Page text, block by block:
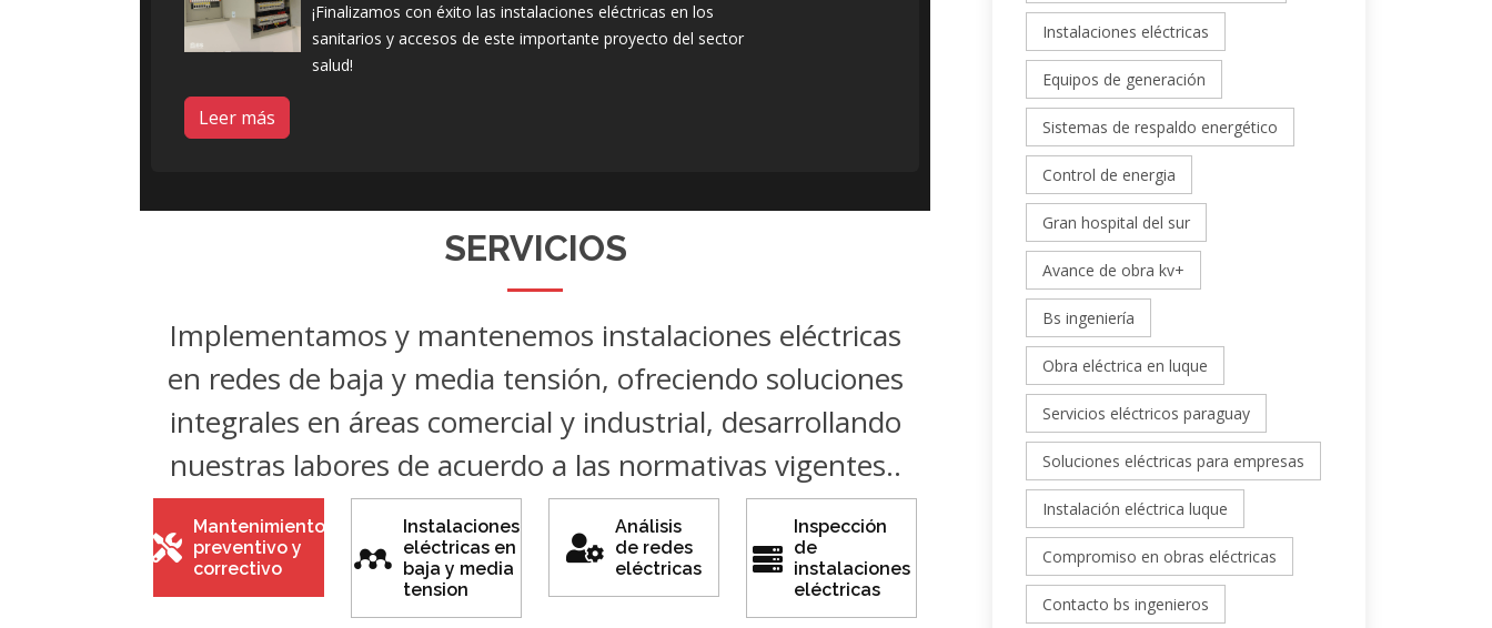
¡Finalizamos con éxito las instalaciones eléctricas en los
sanitarios y accesos de este importante proyecto del sector
salud!
Leer más
SERVICIOS
Implementamos y mantenemos instalaciones eléctricas
en redes de baja y media tensión, ofreciendo soluciones
integrales en áreas comercial y industrial, desarrollando
nuestras labores de acuerdo a las normativas vigentes..
Mantenimiento
preventivo y
correctivo
Instalaciones
eléctricas en
baja y media
tension
Análisis
de redes
eléctricas
Inspección
de
instalaciones
eléctricas
Instalaciones eléctricas
Equipos de generación
Sistemas de respaldo energético
Control de energia
Gran hospital del sur
Avance de obra kv+
Bs ingeniería
Obra eléctrica en luque
Servicios eléctricos paraguay
Soluciones eléctricas para empresas
Instalación eléctrica luque
Compromiso en obras eléctricas
Contacto bs ingenieros